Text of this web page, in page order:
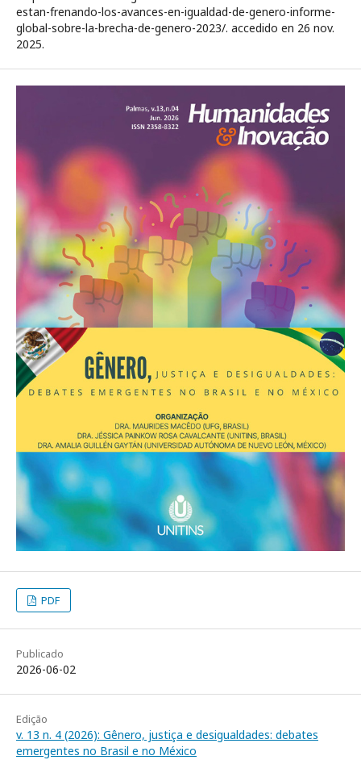
estan-frenando-los-avances-en-igualdad-de-genero-informe-
global-sobre-la-brecha-de-genero-2023/. accedido en 26 nov.
2025.
PDF
Publicado
2026-06-02
Edição
v. 13 n. 4 (2026): Gênero, justiça e desigualdades: debates
emergentes no Brasil e no México